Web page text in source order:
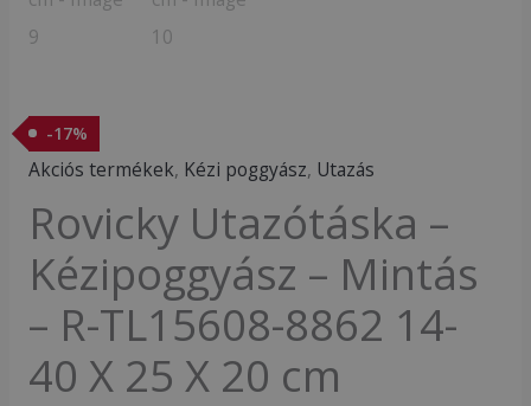
-17%
Akciós termékek, Kézi poggyász, Utazás
Rovicky Utazótáska –
Kézipoggyász – Mintás
– R-TL15608-8862 14-
40 X 25 X 20 cm